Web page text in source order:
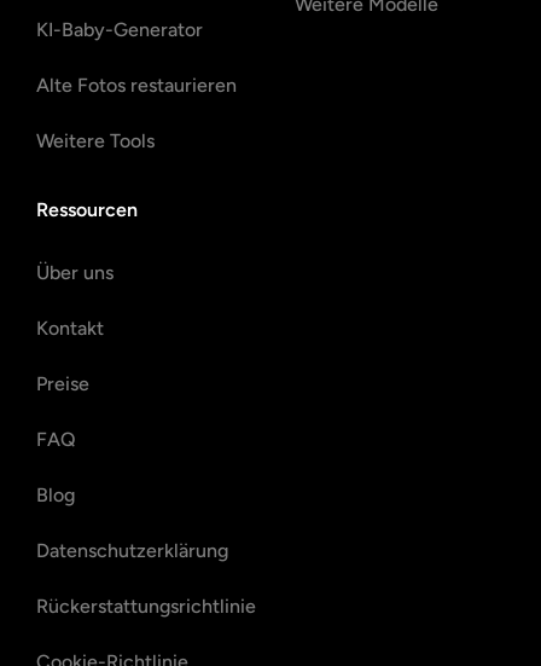
KI-Baby-Generator
Alte Fotos restaurieren
Weitere Tools
Ressourcen
Über uns
Kontakt
Preise
FAQ
Blog
Datenschutzerklärung
Rückerstattungsrichtlinie